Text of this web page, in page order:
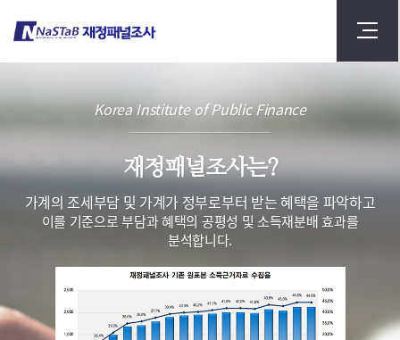
Korea Institute of Public Finance
재정패널조사는?
가계의 조세부담 및 가계가 정부로부터 받는 혜택을 파악하고
이를 기준으로 부담과 혜택의 공평성 및 소득재분배 효과를
분석합니다.